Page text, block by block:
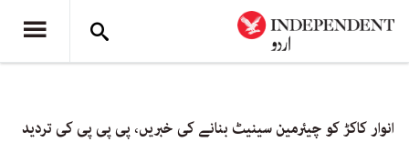
انوار کاکڑ کو چیئرمین سینیٹ بنانے کی خبریں، پی پی پی کی تردید